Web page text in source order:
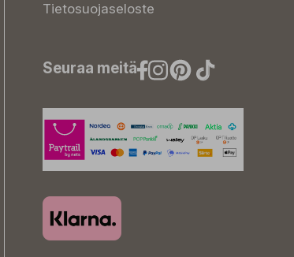
Tietosuojaseloste
Seuraa meitä